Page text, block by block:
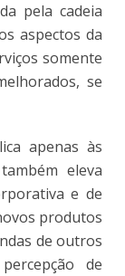
pela cadeia
aspectos da
somente
se
apenas às
eleva
e de
produtos
de outros
de